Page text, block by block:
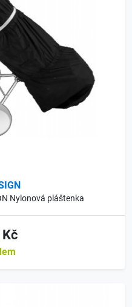
Nylonová pláštenka